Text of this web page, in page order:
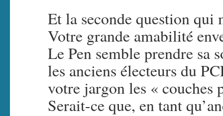
Et la seconde question qui
Votre grande amabilité
Le Pen semble prendre sa
les anciens électeurs du
votre jargon les « couches
Serait-ce que, en tant